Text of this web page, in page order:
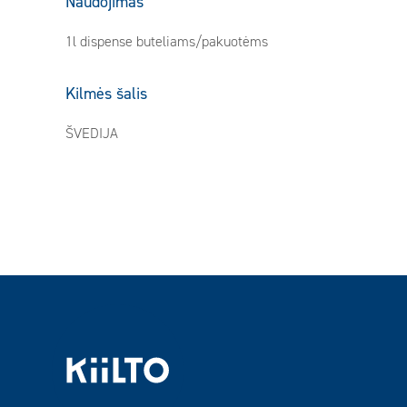
1l dispense buteliams/pakuotėms
Kilmės šalis
ŠVEDIJA